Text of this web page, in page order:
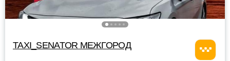
TAXI_SENATOR МЕЖГОРОД